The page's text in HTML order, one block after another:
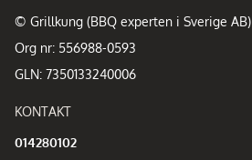
© Grillkung (BBQ experten i Sverige AB)
Org nr: 556988-0593
GLN: 7350133240006
KONTAKT
014280102